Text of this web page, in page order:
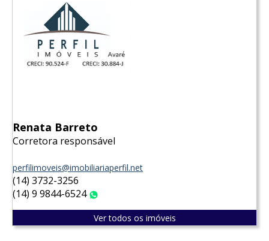
Renata Barreto
Corretora responsável
perfilimoveis@imobiliariaperfil.net
(14) 3732-3256
(14) 9 9844-6524
Ver todos os imóveis